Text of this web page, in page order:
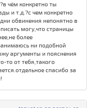
чём конкретно ты
и т.д.?с чем конкретно
обвинения непонятно в
могу,что страницы
более
ни подобной
аргументы и пояснения
то от тебя,такого
спасибо за